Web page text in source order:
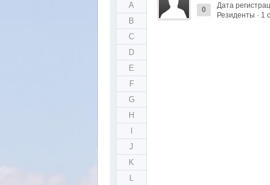
A
B
C
D
E
F
G
H
J
K
L
0
Дата
Резиденты · 1